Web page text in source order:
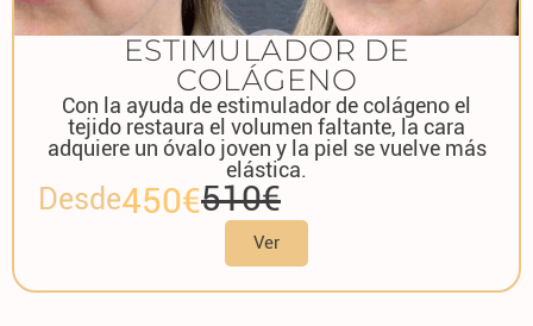
ESTIMULADOR DE
COLÁGENO
Con la ayuda de estimulador de colágeno el
tejido restaura el volumen faltante, la cara
adquiere un óvalo joven y la piel se vuelve más
elástica.
Desde450€510€
Ver